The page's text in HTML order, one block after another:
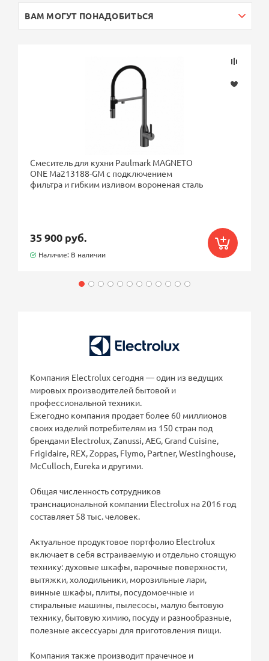
ВАМ МОГУТ ПОНАДОБИТЬСЯ
Смеситель для кухни Paulmark MAGNETO
ONE Ma213188-GM с подключением
фильтра и гибким изливом вороненая сталь
35 900 руб.
Наличие: В наличии
Компания Electrolux сегодня — один из ведущих
мировых производителей бытовой и
профессиональной техники.
Ежегодно компания продает более 60 миллионов
своих изделий потребителям из 150 стран под
брендами Electrolux, Zanussi, AEG, Grand Cuisine,
Frigidaire, REX, Zoppas, Flymo, Partner, Westinghouse,
McCulloch, Eureka и другими.
Общая численность сотрудников
транснациональной компании Electrolux на 2016 год
составляет 58 тыс. человек.
Актуальное продуктовое портфолио Electrolux
включает в себя встраиваемую и отдельно стоящую
технику: духовые шкафы, варочные поверхности,
вытяжки, холодильники, морозильные лари,
винные шкафы, плиты, посудомоечные и
стиральные машины, пылесосы, малую бытовую
технику, бытовую химию, посуду и разнообразные,
полезные аксессуары для приготовления пищи.
Компания также производит прачечное и